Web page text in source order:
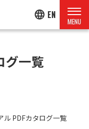
language EN
グ一覧
ル PDFカタログ一覧